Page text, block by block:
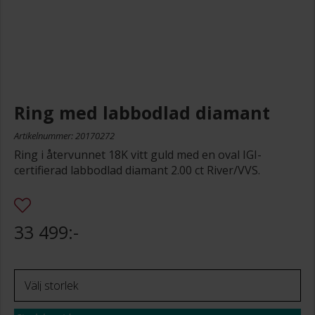
Ring med labbodlad diamant
Artikelnummer: 20170272
Ring i återvunnet 18K vitt guld med en oval IGI-
certifierad labbodlad diamant 2.00 ct River/VVS.
33 499:-